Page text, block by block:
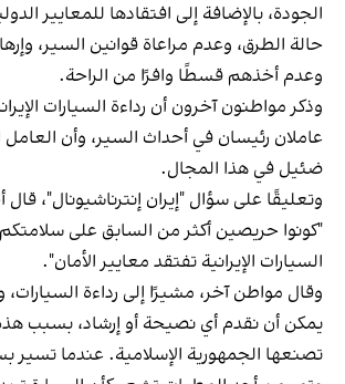
الجودة، بالإضافة إلى افتقادها للمعايير
حالة الطرق، وعدم مراعاة قوانين السير،
وعدم أخذهم قسطًا وافرًا من الراحة.
وذكر مواطنون آخرون أن رداءة السيارات
عاملان رئيسان في أحداث السير، وأن العامل
ضئيل في هذا المجال.
وتعليقًا على سؤال "إيران إنترناشيونال"،
"كونوا حريصين أكثر من السابق على
السيارات الإيرانية تفتقد معايير الأمان".
وقال مواطن آخر، مشيرًا إلى رداءة
يمكن أن نقدم أي نصيحة أو إرشاد، بسبب هذه
تصنعها الجمهورية الإسلامية. عندما تسير